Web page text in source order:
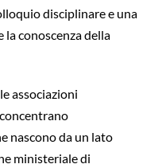
disciplinare e una
la conoscenza della
associazioni
nascono da un lato
ministeriale di